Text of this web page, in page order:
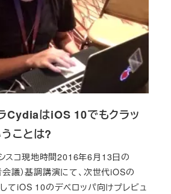
CydiaはiOS 10でもクラッ
ことは?
スコ現地時間2016年6月13日の
議）基調講演にて、次世代iOSの
てiOS 10のデベロッパ向けプレビュ